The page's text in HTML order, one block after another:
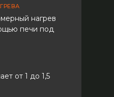
нагрев
печи под
от 1 до 1,5